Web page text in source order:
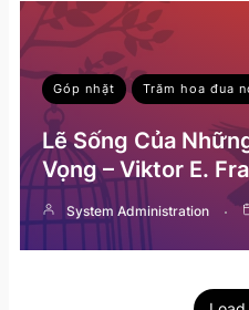
Góp nhặt Trăm hoa đua
Lẽ Sống Của
Vọng – Viktor E.
System Administration